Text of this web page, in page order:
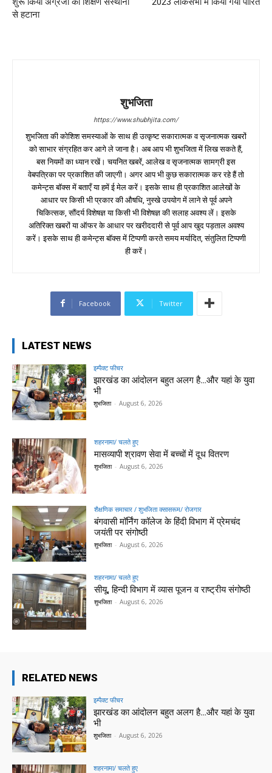
से हटाना
शुभजिता
https://www.shubhjita.com/
शुभजिता की कोशिश समस्याओं के साथ ही उत्कृष्ट सकारात्मक व सृजनात्मक खबरों
को साभार संग्रहित कर आगे ले जाना है। अब आप भी शुभजिता में लिख सकते हैं,
बस नियमों का ध्यान रखें। चयनित खबरें, आलेख व सृजनात्मक सामग्री इस
वेबपत्रिका पर प्रकाशित की जाएगी। अगर आप भी कुछ सकारात्मक कर रहे हैं तो
कमेन्ट्स बॉक्स में बताएँ या हमें ई मेल करें। इसके साथ ही प्रकाशित आलेखों के
आधार पर किसी भी प्रकार की औषधि, नुस्खे उपयोग में लाने से पूर्व अपने
चिकित्सक, सौंदर्य विशेषज्ञ या किसी भी विशेषज्ञ की सलाह अवश्य लें। इसके
अतिरिक्त खबरों या ऑफर के आधार पर खरीददारी से पूर्व आप खुद पड़ताल अवश्य
करें। इसके साथ ही कमेन्ट्स बॉक्स में टिप्पणी करते समय मर्यादित, संतुलित टिप्पणी
ही करें।
Facebook Twitter
LATEST NEWS
इम्पैक्ट फीचर
झारखंड का आंदोलन बहुत अलग है…और यहां के युवा
भी
शुभजिता - August 6, 2026
शहरनामा/ चलते हुए
मासव्यापी श्रावण सेवा में बच्चों में दूध वितरण
शुभजिता - August 6, 2026
शैक्षणिक समाचार / शुभजिता क्सासरूम/ रोजगार
बंगवासी मॉर्निंग कॉलेज के हिंदी विभाग में प्रेमचंद
जयंती पर संगोष्ठी
शुभजिता - August 6, 2026
शहरनामा/ चलते हुए
सीयू, हिन्दी विभाग में व्यास पूजन व राष्ट्रीय संगोष्ठी
शुभजिता - August 6, 2026
RELATED NEWS
इम्पैक्ट फीचर
झारखंड का आंदोलन बहुत अलग है…और यहां के युवा
भी
शुभजिता - August 6, 2026
शहरनामा/ चलते हुए